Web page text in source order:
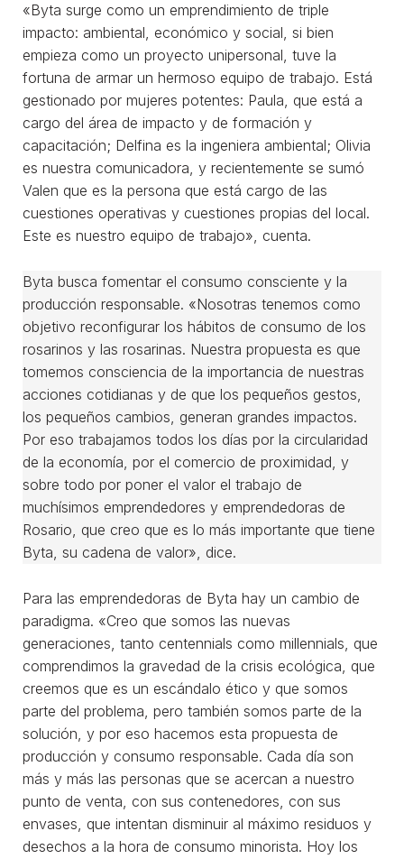
«Byta surge como un emprendimiento de triple
impacto: ambiental, económico y social, si bien
empieza como un proyecto unipersonal, tuve la
fortuna de armar un hermoso equipo de trabajo. Está
gestionado por mujeres potentes: Paula, que está a
cargo del área de impacto y de formación y
capacitación; Delfina es la ingeniera ambiental; Olivia
es nuestra comunicadora, y recientemente se sumó
Valen que es la persona que está cargo de las
cuestiones operativas y cuestiones propias del local.
Este es nuestro equipo de trabajo», cuenta.
Byta busca fomentar el consumo consciente y la
producción responsable. «Nosotras tenemos como
objetivo reconfigurar los hábitos de consumo de los
rosarinos y las rosarinas. Nuestra propuesta es que
tomemos consciencia de la importancia de nuestras
acciones cotidianas y de que los pequeños gestos,
los pequeños cambios, generan grandes impactos.
Por eso trabajamos todos los días por la circularidad
de la economía, por el comercio de proximidad, y
sobre todo por poner el valor el trabajo de
muchísimos emprendedores y emprendedoras de
Rosario, que creo que es lo más importante que tiene
Byta, su cadena de valor», dice.
Para las emprendedoras de Byta hay un cambio de
paradigma. «Creo que somos las nuevas
generaciones, tanto centennials como millennials, que
comprendimos la gravedad de la crisis ecológica, que
creemos que es un escándalo ético y que somos
parte del problema, pero también somos parte de la
solución, y por eso hacemos esta propuesta de
producción y consumo responsable. Cada día son
más y más las personas que se acercan a nuestro
punto de venta, con sus contenedores, con sus
envases, que intentan disminuir al máximo residuos y
desechos a la hora de consumo minorista. Hoy los